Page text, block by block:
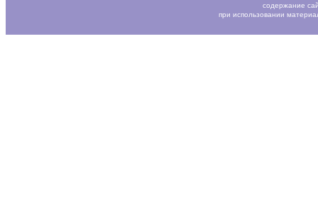
содержание
при использовании